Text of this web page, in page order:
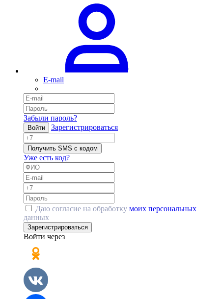
E-mail
Забыли пароль?
Войти Зарегистрироваться
Получить SMS с кодом
Уже есть код?
Даю согласие на обработку моих персональных
данных
Зарегистрироваться
Войти через